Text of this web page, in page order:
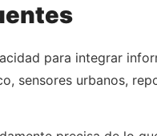
para integrar
sensores urbanos,